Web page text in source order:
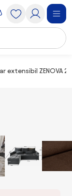
extensibil ZENOVA